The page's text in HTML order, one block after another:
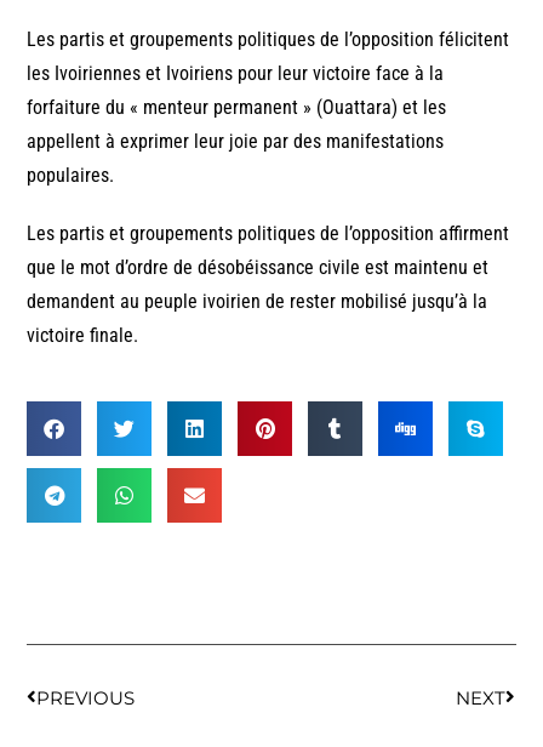
Les partis et groupements politiques de l’opposition félicitent
les Ivoiriennes et Ivoiriens pour leur victoire face à la
forfaiture du « menteur permanent » (Ouattara) et les
appellent à exprimer leur joie par des manifestations
populaires.
Les partis et groupements politiques de l’opposition affirment
que le mot d’ordre de désobéissance civile est maintenu et
demandent au peuple ivoirien de rester mobilisé jusqu’à la
victoire finale.
PREVIOUS NEXT